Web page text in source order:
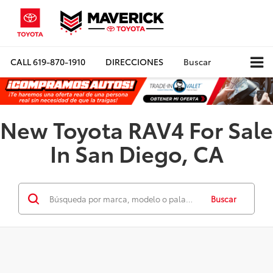
CALL619-870-1910 DIRECCIONES Buscar
New Toyota RAV4 For Sale
In San Diego, CA
Buscar